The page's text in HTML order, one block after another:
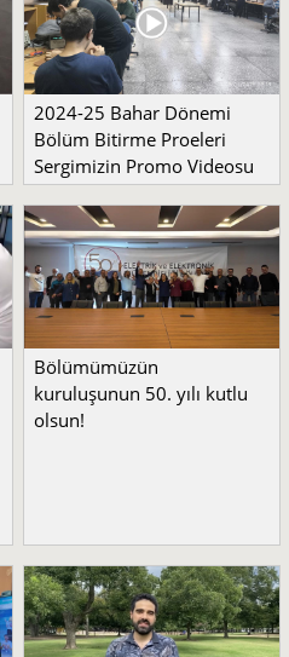
2024-25 Bahar Dönemi
Bölüm Bitirme Proeleri
Sergimizin Promo Videosu
Bölümümüzün
kuruluşunun 50. yılı kutlu
olsun!